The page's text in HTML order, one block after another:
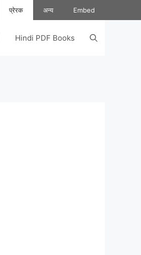
प्रेरक अन्य Embed
Hindi PDF Books